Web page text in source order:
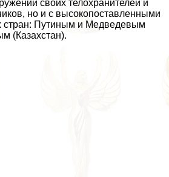
своих телохранителей и
но и с высокопоставленными
стран: Путиным и Медведевым
(Казахстан).